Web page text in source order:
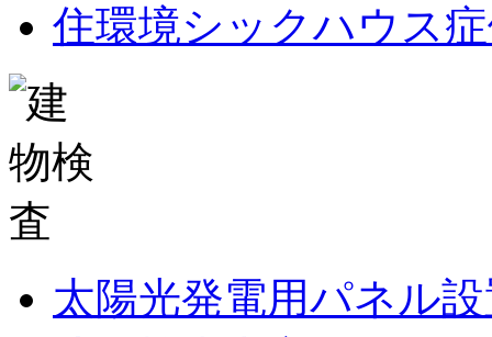
住環境シックハウス
太陽光発電用パネル